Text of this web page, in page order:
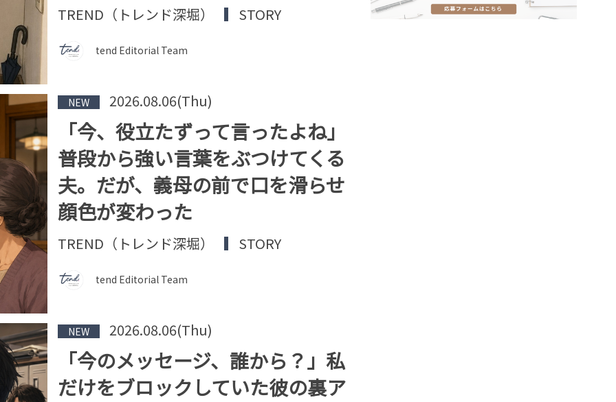
TREND（トレンド深堀） STORY
tend Editorial Team
NEW 2026.08.06(Thu)
「今、役立たずって言ったよね」
普段から強い言葉をぶつけてくる
夫。だが、義母の前で口を滑らせ
顔色が変わった
TREND（トレンド深堀） STORY
tend Editorial Team
NEW 2026.08.06(Thu)
「今のメッセージ、誰から？」私
だけをブロックしていた彼の裏ア